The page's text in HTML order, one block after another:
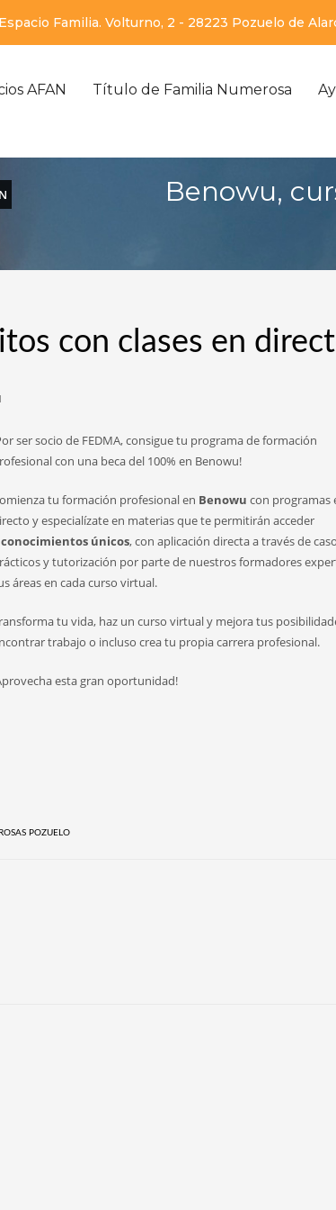
Familia. Volturno, 2 - 28223 Pozuelo de
AFAN Título de Familia Numerosa
Benowu,
con clases en
ser socio de FEDMA, consigue tu programa de formación
con una beca del 100% en Benowu!
tu formación profesional en Benowu con programas
y especialízate en materias que te permitirán acceder
conocimientos únicos, con aplicación directa a través de
y tutorización por parte de nuestros formadores
áreas en cada curso virtual.
tu vida, haz un curso virtual y mejora tus
trabajo o incluso crea tu propia carrera profesional.
esta gran oportunidad!
POZUELO